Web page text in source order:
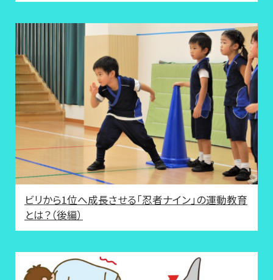
ビリから1位へ成長させる「忍者ナイン」の運動教育
とは？（後編）